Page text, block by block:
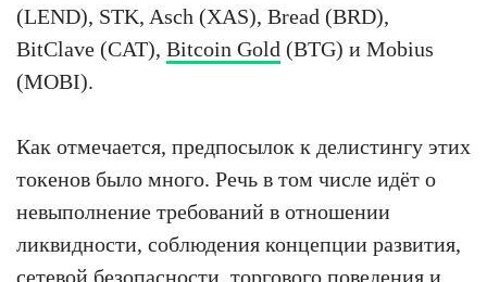
(LEND), STK, Asch (XAS), Bread (BRD),
BitClave (CAT), Bitcoin Gold (BTG) и Mobius
(MOBI).
Как отмечается, предпосылок к делистингу этих
токенов было много. Речь в том числе идёт о
невыполнение требований в отношении
ликвидности, соблюдения концепции развития,
сетевой безопасности, торгового поведения и